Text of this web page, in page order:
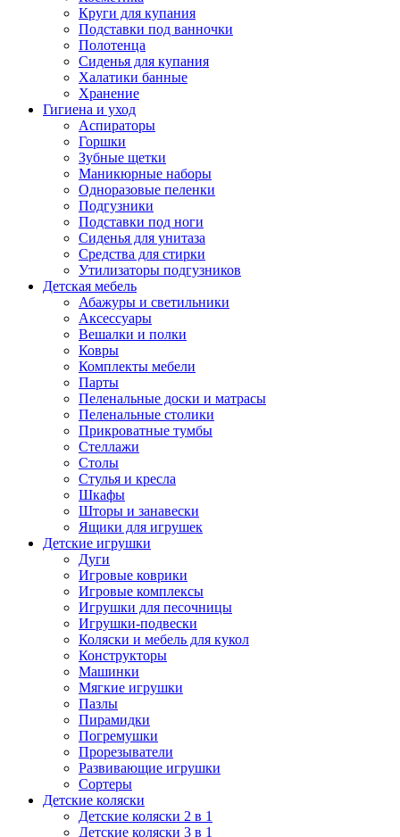
Круги для купания
Подставки под ванночки
Полотенца
Сиденья для купания
Халатики банные
Хранение
Гигиена и уход
Аспираторы
Горшки
Зубные щетки
Маникюрные наборы
Одноразовые пеленки
Подгузники
Подставки под ноги
Сиденья для унитаза
Средства для стирки
Утилизаторы подгузников
Детская мебель
Абажуры и светильники
Аксессуары
Вешалки и полки
Ковры
Комплекты мебели
Парты
Пеленальные доски и матрасы
Пеленальные столики
Прикроватные тумбы
Стеллажи
Столы
Стулья и кресла
Шкафы
Шторы и занавески
Ящики для игрушек
Детские игрушки
Дуги
Игровые коврики
Игровые комплексы
Игрушки для песочницы
Игрушки-подвески
Коляски и мебель для кукол
Конструкторы
Машинки
Мягкие игрушки
Пазлы
Пирамидки
Погремушки
Прорезыватели
Развивающие игрушки
Сортеры
Детские коляски
Детские коляски 2 в 1
Детские коляски 3 в 1